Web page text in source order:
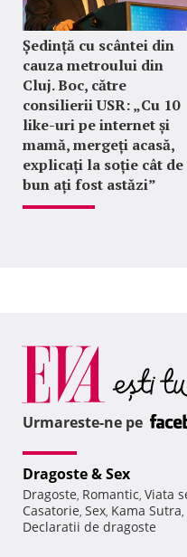
Ședință cu scântei din
cauza metroului din
Cluj. Boc, către
consilierii USR: „Cu 10
like-uri pe internet și
mamă, mergeți acasă,
explicați la soție cât de
bun ați fost astăzi”
Urmareste-ne pe
Dragoste & Sex
Dragoste, Romantic, Viata
Casatorie, Sex, Kama Sutra,
Declaratii de dragoste